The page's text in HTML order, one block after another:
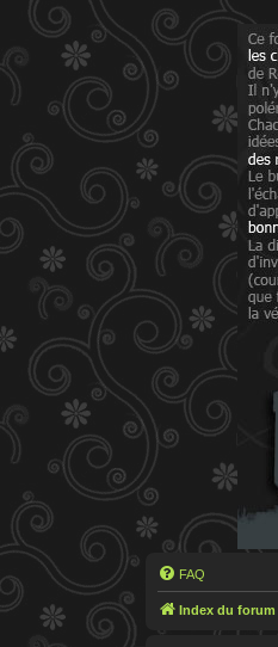
FAQ
Index du forum